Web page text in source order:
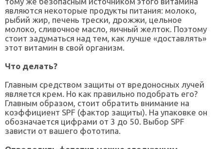
являются некоторые продукты питания: молоко,
рыбий жир, печень трески, дрожжи, цельное
молоко, сливочное масло, яичный желток. Поэтому
стоит задуматься над тем, как лучше «доставлять»
этот витамин в свой организм.
Что делать?
Главным средством защиты от вредоносных лучей
является крем. Но как правильно подобрать его?
Главным образом, стоит обратить внимание на
коэффициент SPF (фактор защиты). На упаковке он
обозначается цифрами от 3 до 50. Выбор SPF
зависти от вашего фототипа.